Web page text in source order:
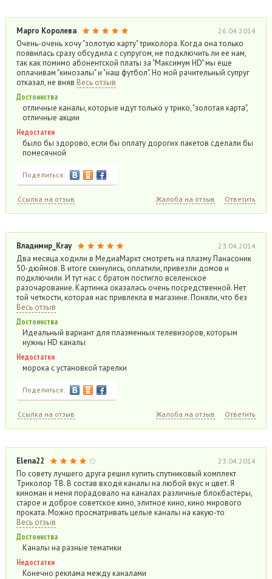
Марго Королева 26.04.2014
Очень-очень хочу "золотую карту" триколора. Когда она только
появилась сразу обсудила с супругом, не подключить ли ее нам,
так как помимо абонентской платы за "Максимум HD" мы еще
оплачивам "кинозалы" и "наш футбол". Но мой рачительный супруг
отказал, не вняв Весь отзыв
Достоинства
отличные каналы, которые идут только у трико, "золотая карта",
отличные акции
Недостатки
было бы здорово, если бы оплату дорогих пакетов сделали бы
помесячной
Поделиться:
Ссылка на отзыв Жалоба на отзыв Ответить
Владимир_Kray 23.04.2014
Два месяца ходили в МедиаМаркт смотреть на плазму Панасоник
50-дюймов. В итоге скинулись, оплатили, привезли домов и
подключили. И тут нас с братом постигло вселенское
разочарование. Картинка оказалась очень посредственной. Нет
той четкости, которая нас привлекла в магазине. Поняли, что без
Весь отзыв
Достоинства
Идеальный вариант для плазменных телевизоров, которым
нужны HD каналы
Недостатки
морока с установкой тарелки
Поделиться:
Ссылка на отзыв Жалоба на отзыв Ответить
Elena22 23.04.2014
По совету лучшего друга решил купить спутниковый комплект
Триколор ТВ. В состав входя каналы на любой вкус и цвет. Я
киноман и меня порадовало на каналах различные блокбастеры,
старое и доброе советское кино, элитное кино, кино мирового
проката. Можно просматривать целые каналы на какую-то
Весь отзыв
Достоинства
Каналы на разные тематики
Недостатки
Конечно реклама между каналами